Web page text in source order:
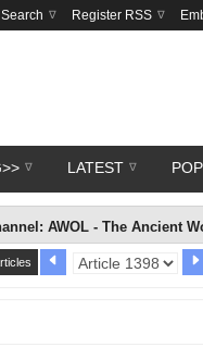
Search Register RSS
LATEST
AWOL - The Ancient